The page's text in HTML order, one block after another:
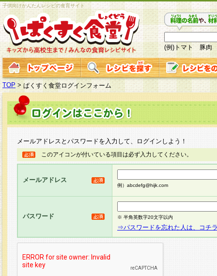
子供向けかんたんレシピの食育サイト
(例)トマト 豚肉
TOP > ぱくすく食堂ログインフォーム
メールアドレスとパスワードを入力して、ログインしよう！
このアイコンが付いている項目は必ず入力してください。
メールアドレス
例）abcdefg@hijk.com
パスワード ※ 半角英数字20文字以内
⇒パスワードを忘れた人は、コチ